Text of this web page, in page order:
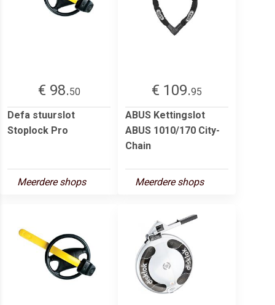
€ 98.50
Defa stuurslot
Stoplock Pro
Meerdere shops
€ 109.95
ABUS Kettingslot
ABUS 1010/170 City-
Chain
Meerdere shops